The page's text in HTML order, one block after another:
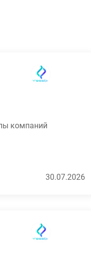
компаний
30.07.2026